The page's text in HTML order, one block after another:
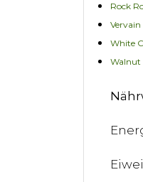
Rock
Vervain
White
Walnut